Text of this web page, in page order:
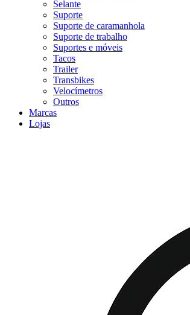
Selante
Suporte
Suporte de caramanhola
Suporte de trabalho
Suportes e móveis
Tacos
Trailer
Transbikes
Velocímetros
Outros
Marcas
Lojas